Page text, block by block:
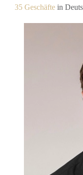
35 Geschäfte in